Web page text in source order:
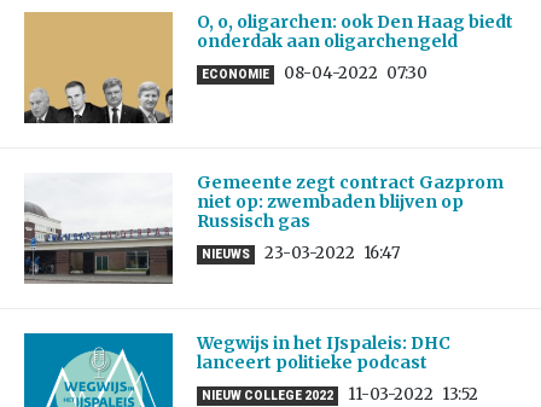
O, o, oligarchen: ook Den Haag biedt
onderdak aan oligarchengeld
ECONOMIE 08-04-2022 07:30
Gemeente zegt contract Gazprom
niet op: zwembaden blijven op
Russisch gas
NIEUWS 23-03-2022 16:47
Wegwijs in het IJspaleis: DHC
lanceert politieke podcast
NIEUW COLLEGE 2022 11-03-2022 13:52